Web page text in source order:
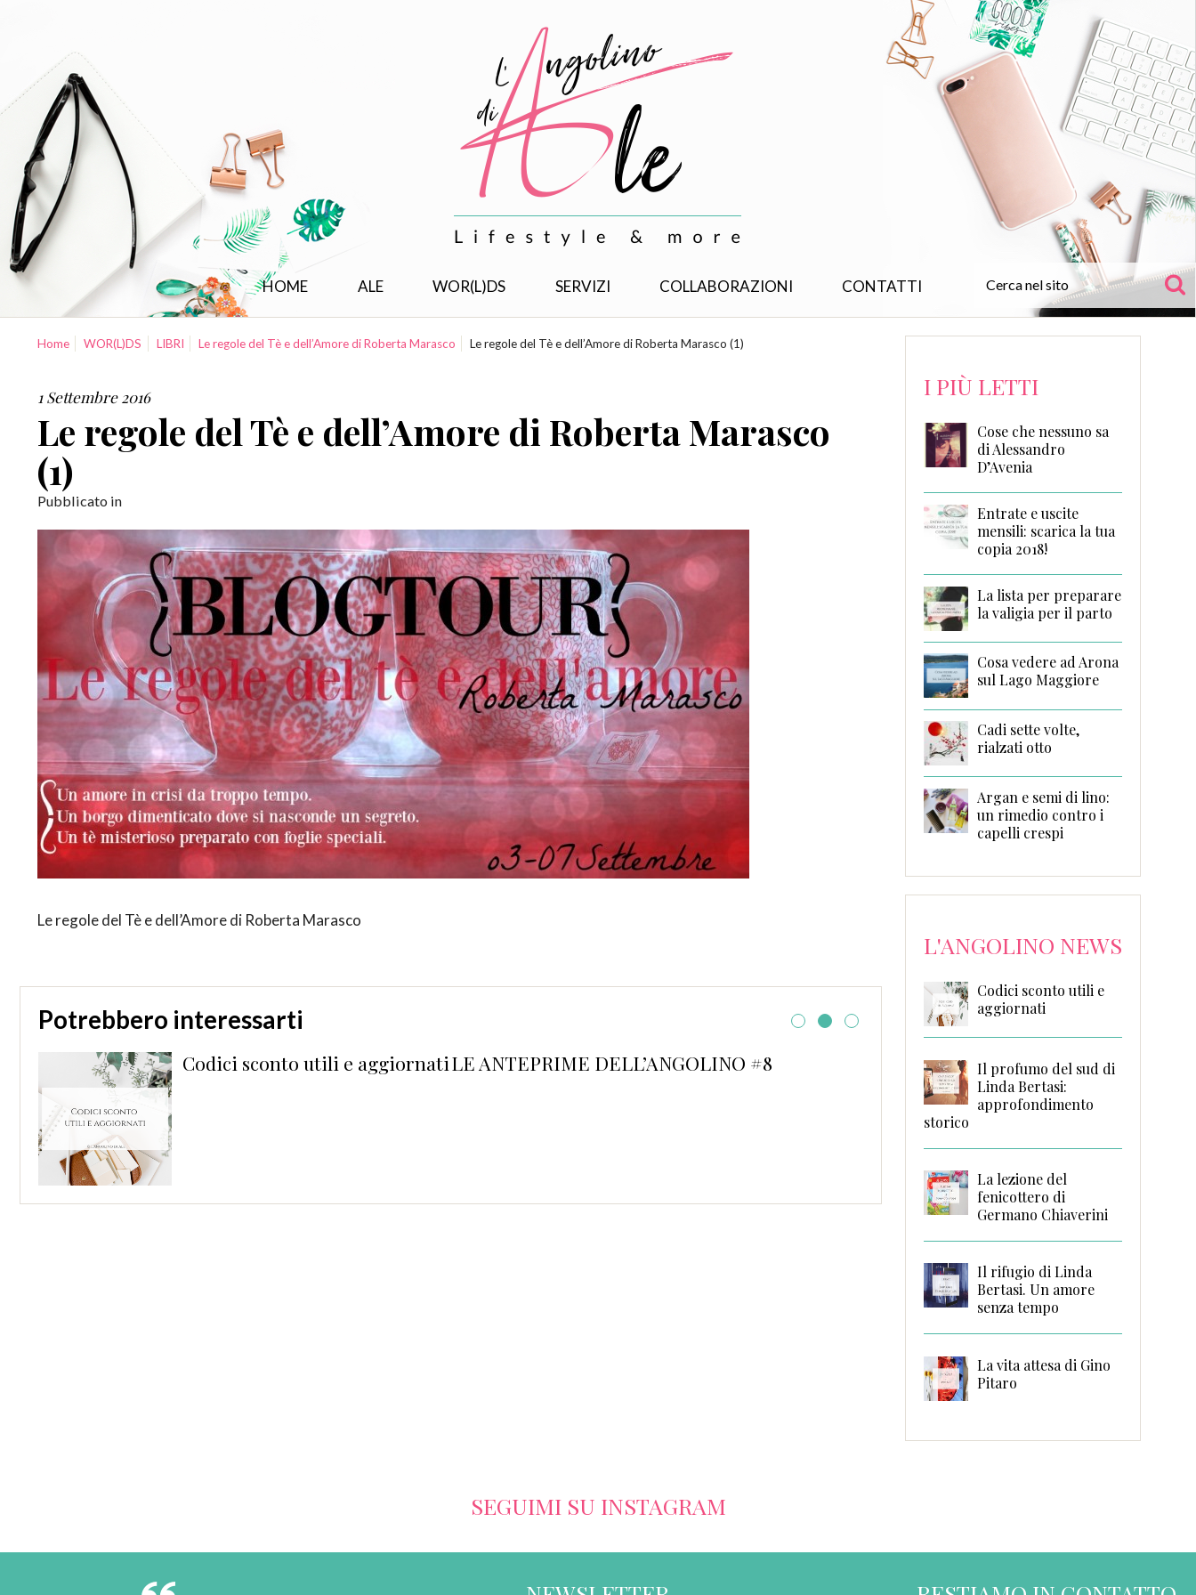
HOME ALE WOR(L)DS SERVIZI COLLABORAZIONI CONTATTI
Home WOR(L)DS LIBRI Le regole del Tè e dell’Amore di Roberta Marasco Le regole del Tè e dell’Amore di Roberta Marasco (1)
1 Settembre 2016
Le regole del Tè e dell’Amore di Roberta Marasco
(1)
Pubblicato in
Le regole del Tè e dell’Amore di Roberta Marasco
Potrebbero interessarti
Codici sconto utili e aggiornatiLE ANTEPRIME DELL’ANGOLINO #8
Si lasciano tutti di
Laudiero
I PIÙ LETTI
Cose che nessuno sa
di Alessandro
D’Avenia
Entrate e uscite
mensili: scarica la tua
copia 2018!
La lista per preparare
la valigia per il parto
Cosa vedere ad Arona
sul Lago Maggiore
Cadi sette volte,
rialzati otto
Argan e semi di lino:
un rimedio contro i
capelli crespi
L'ANGOLINO NEWS
Codici sconto utili e
aggiornati
Il profumo del sud di
Linda Bertasi:
approfondimento
storico
La lezione del
fenicottero di
Germano Chiaverini
Il rifugio di Linda
Bertasi. Un amore
senza tempo
La vita attesa di Gino
Pitaro
SEGUIMI SU INSTAGRAM